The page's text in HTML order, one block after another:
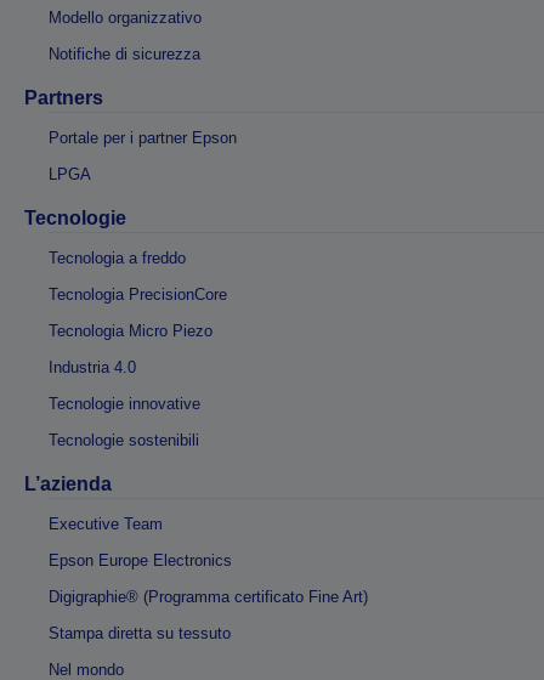
Modello organizzativo
Notifiche di sicurezza
Partners
Portale per i partner Epson
LPGA
Tecnologie
Tecnologia a freddo
Tecnologia PrecisionCore
Tecnologia Micro Piezo
Industria 4.0
Tecnologie innovative
Tecnologie sostenibili
L’azienda
Executive Team
Epson Europe Electronics
Digigraphie® (Programma certificato Fine Art)
Stampa diretta su tessuto
Nel mondo